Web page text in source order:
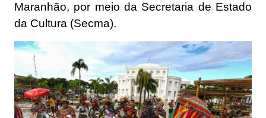
Maranhão, por meio da Secretaria de Estado
da Cultura (Secma).